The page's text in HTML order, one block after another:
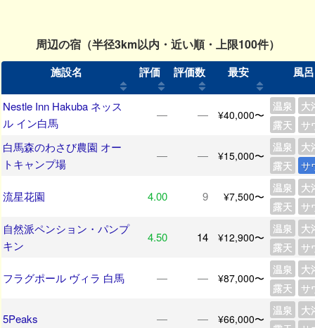
周辺の宿（半径3km以内・近い順・上限100件）
施設名 評価 評価数 最安 風呂
Nestle Inn Hakuba ネッス
ル イン白馬
― ― ¥40,000〜
温泉
大
露天
サ
白馬森のわさび農園 オー
トキャンプ場
― ― ¥15,000〜
温泉
大
露天
サ
流星花園 4.00 9 ¥7,500〜
温泉
大
露天
サ
自然派ペンション・パンプ
キン
4.50 14 ¥12,900〜
温泉
大
露天
サ
フラグポール ヴィラ 白馬 ― ― ¥87,000〜
温泉
大
露天
サ
5Peaks ― ― ¥66,000〜
温泉
大